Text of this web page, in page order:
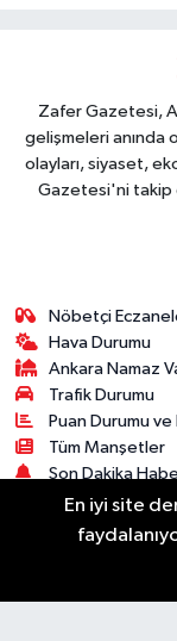
Zafer Gazetesi,
gelişmeleri anında
olayları, siyaset,
Gazetesi'ni takip
Nöbetçi
Hava Durumu
Ankara Namaz
Trafik Durumu
Puan Durumu
Tüm Manşetler
Son Dakika
Haber Arşivi
En iyi site